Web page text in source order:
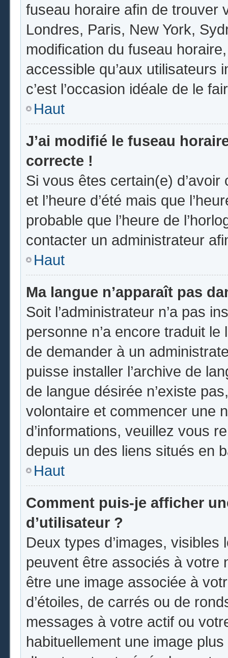
fuseau horaire afin de trouver
Londres, Paris, New York,
modification du fuseau
accessible qu’aux utilisateurs
c’est l’occasion idéale de le
Haut
J’ai modifié le fuseau
correcte !
Si vous êtes certain(e)
et l’heure d’été mais que
probable que l’heure de
contacter un administrateur
Haut
Ma langue n’apparaît pas
Soit l’administrateur n’a pas
personne n’a encore traduit
de demander à un
puisse installer l’archive de
de langue désirée n’existe
volontaire et commencer une
d’informations, veuillez vous
depuis un des liens situés en
Haut
Comment puis-je afficher
d’utilisateur ?
Deux types d’images,
peuvent être associés à votre
être une image associée à
d’étoiles, de carrés ou de
messages à votre actif ou
habituellement une image